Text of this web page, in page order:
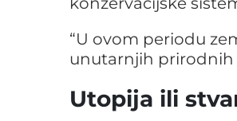
“U ovom periodu
unutarnjih prirodnih
Utopija ili